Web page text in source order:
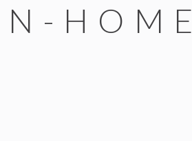
HOME